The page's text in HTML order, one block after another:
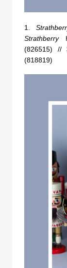
1.
Strathberry
(826515) //
(818819)